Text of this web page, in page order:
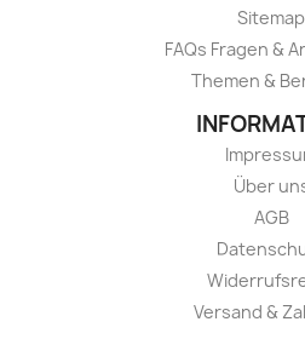
Sitemap
FAQs Fragen &
Themen &
Über
AGB
Versand &